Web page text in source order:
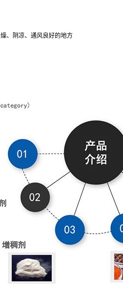
、阴凉、通风良好的地方